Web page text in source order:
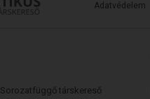
Adatvédelem
Sorozatfüggő társkereső